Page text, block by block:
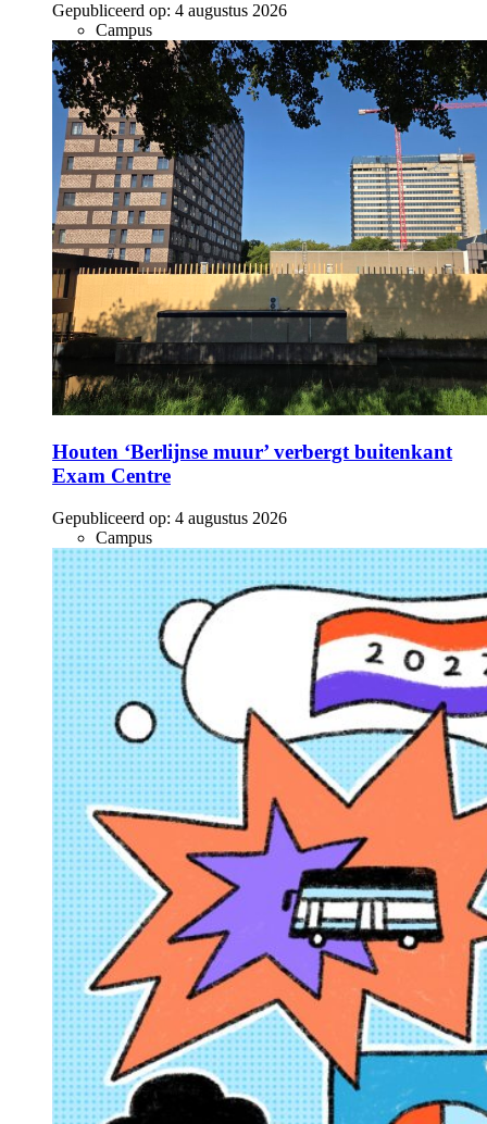
Gepubliceerd op: 4 augustus 2026
Campus
Houten ‘Berlijnse muur’ verbergt buitenkant
Exam Centre
Gepubliceerd op: 4 augustus 2026
Campus